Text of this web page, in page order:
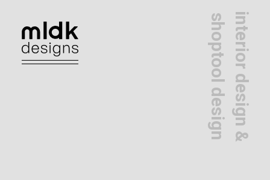
interior design &
shoptool design